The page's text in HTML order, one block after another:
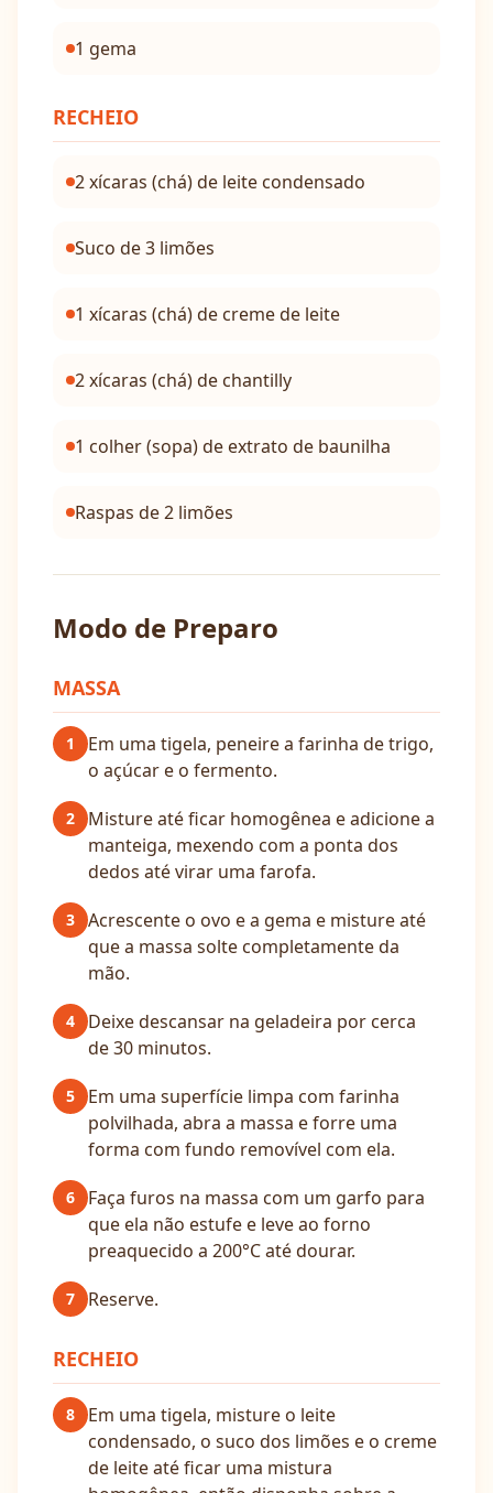
1 gema
RECHEIO
2 xícaras (chá) de leite condensado
Suco de 3 limões
1 xícaras (chá) de creme de leite
2 xícaras (chá) de chantilly
1 colher (sopa) de extrato de baunilha
Raspas de 2 limões
Modo de Preparo
MASSA
1
Em uma tigela, peneire a farinha de trigo,
o açúcar e o fermento.
2
Misture até ficar homogênea e adicione a
manteiga, mexendo com a ponta dos
dedos até virar uma farofa.
3
Acrescente o ovo e a gema e misture até
que a massa solte completamente da
mão.
4
Deixe descansar na geladeira por cerca
de 30 minutos.
5
Em uma superfície limpa com farinha
polvilhada, abra a massa e forre uma
forma com fundo removível com ela.
6
Faça furos na massa com um garfo para
que ela não estufe e leve ao forno
preaquecido a 200°C até dourar.
7 Reserve.
RECHEIO
8
Em uma tigela, misture o leite
condensado, o suco dos limões e o creme
de leite até ficar uma mistura